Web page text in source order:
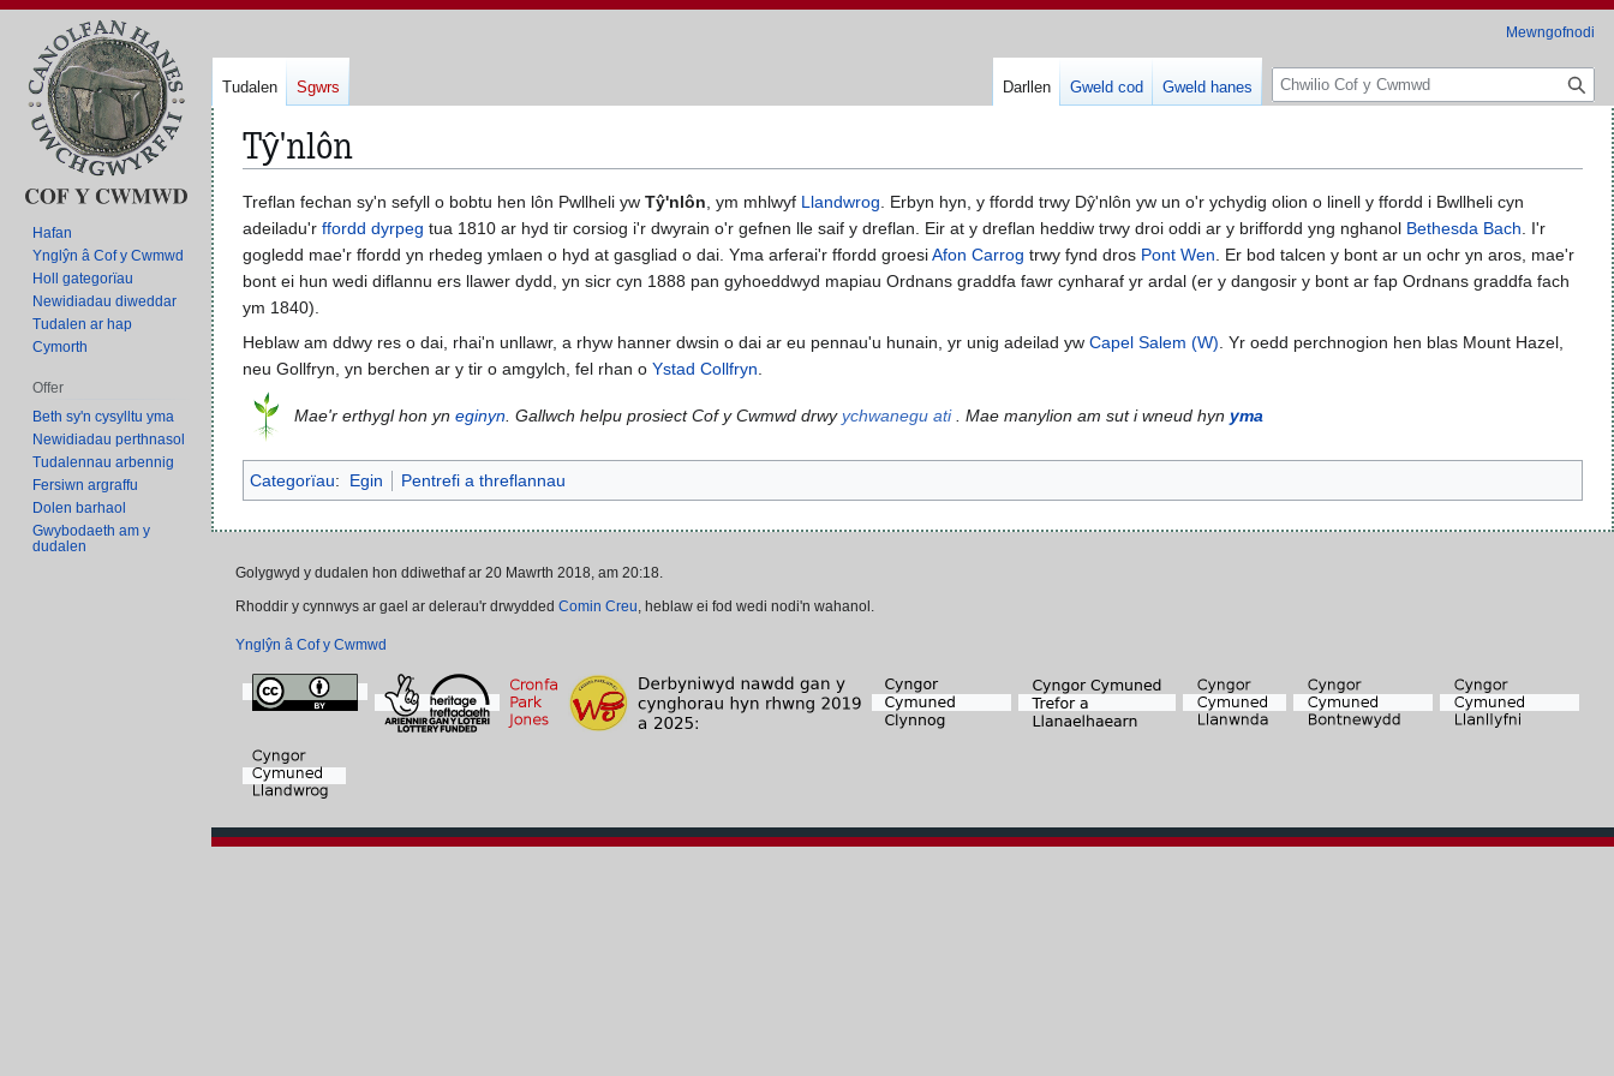
Tŷ'nlôn
Neidio
i'r
panel
llywio
Neidio
i'r
bar
chwilio
Treflan fechan sy'n sefyll o bobtu hen lôn Pwllheli yw Tŷ'nlôn, ym mhlwyf Llandwrog. Erbyn hyn, y ffordd trwy Dŷ'nlôn yw un o'r ychydig olion o linell y ffordd i Bwllheli cyn
adeiladu'r ffordd dyrpeg tua 1810 ar hyd tir corsiog i'r dwyrain o'r gefnen lle saif y dreflan. Eir at y dreflan heddiw trwy droi oddi ar y briffordd yng nghanol Bethesda Bach. I'r
gogledd mae'r ffordd yn rhedeg ymlaen o hyd at gasgliad o dai. Yma arferai'r ffordd groesiAfon Carrog trwy fynd dros Pont Wen. Er bod talcen y bont ar un ochr yn aros, mae'r
bont ei hun wedi diflannu ers llawer dydd, yn sicr cyn 1888 pan gyhoeddwyd mapiau Ordnans graddfa fawr cynharaf yr ardal (er y dangosir y bont ar fap Ordnans graddfa fach
ym 1840).
Heblaw am ddwy res o dai, rhai'n unllawr, a rhyw hanner dwsin o dai ar eu pennau'u hunain, yr unig adeilad yw Capel Salem (W). Yr oedd perchnogion hen blas Mount Hazel,
neu Gollfryn, yn berchen ar y tir o amgylch, fel rhan o Ystad Collfryn.
Mae'r erthygl hon yn eginyn . Gallwch helpu prosiect Cof y Cwmwd drwyychwanegu ati . Mae manylion am sut i wneud hyn yma
Categorïau: Egin Pentrefi a threflannau
Mewngofnodi
Tudalen Sgwrs Darllen Gweld cod Gweld hanes
C
h
i
o
Hafan
Ynglŷn â Cof y Cwmwd
Holl gategorïau
Newidiadau diweddar
Tudalen ar hap
Cymorth
Offer
Beth sy'n cysylltu yma
Newidiadau perthnasol
Tudalennau arbennig
Fersiwn argraffu
Dolen barhaol
Gwybodaeth am y
dudalen
Golygwyd y dudalen hon ddiwethaf ar 20 Mawrth 2018, am 20:18.
Rhoddir y cynnwys ar gael ar delerau'r drwydded Comin Creu, heblaw ei fod wedi nodi'n wahanol.
Ynglŷn â Cof y Cwmwd